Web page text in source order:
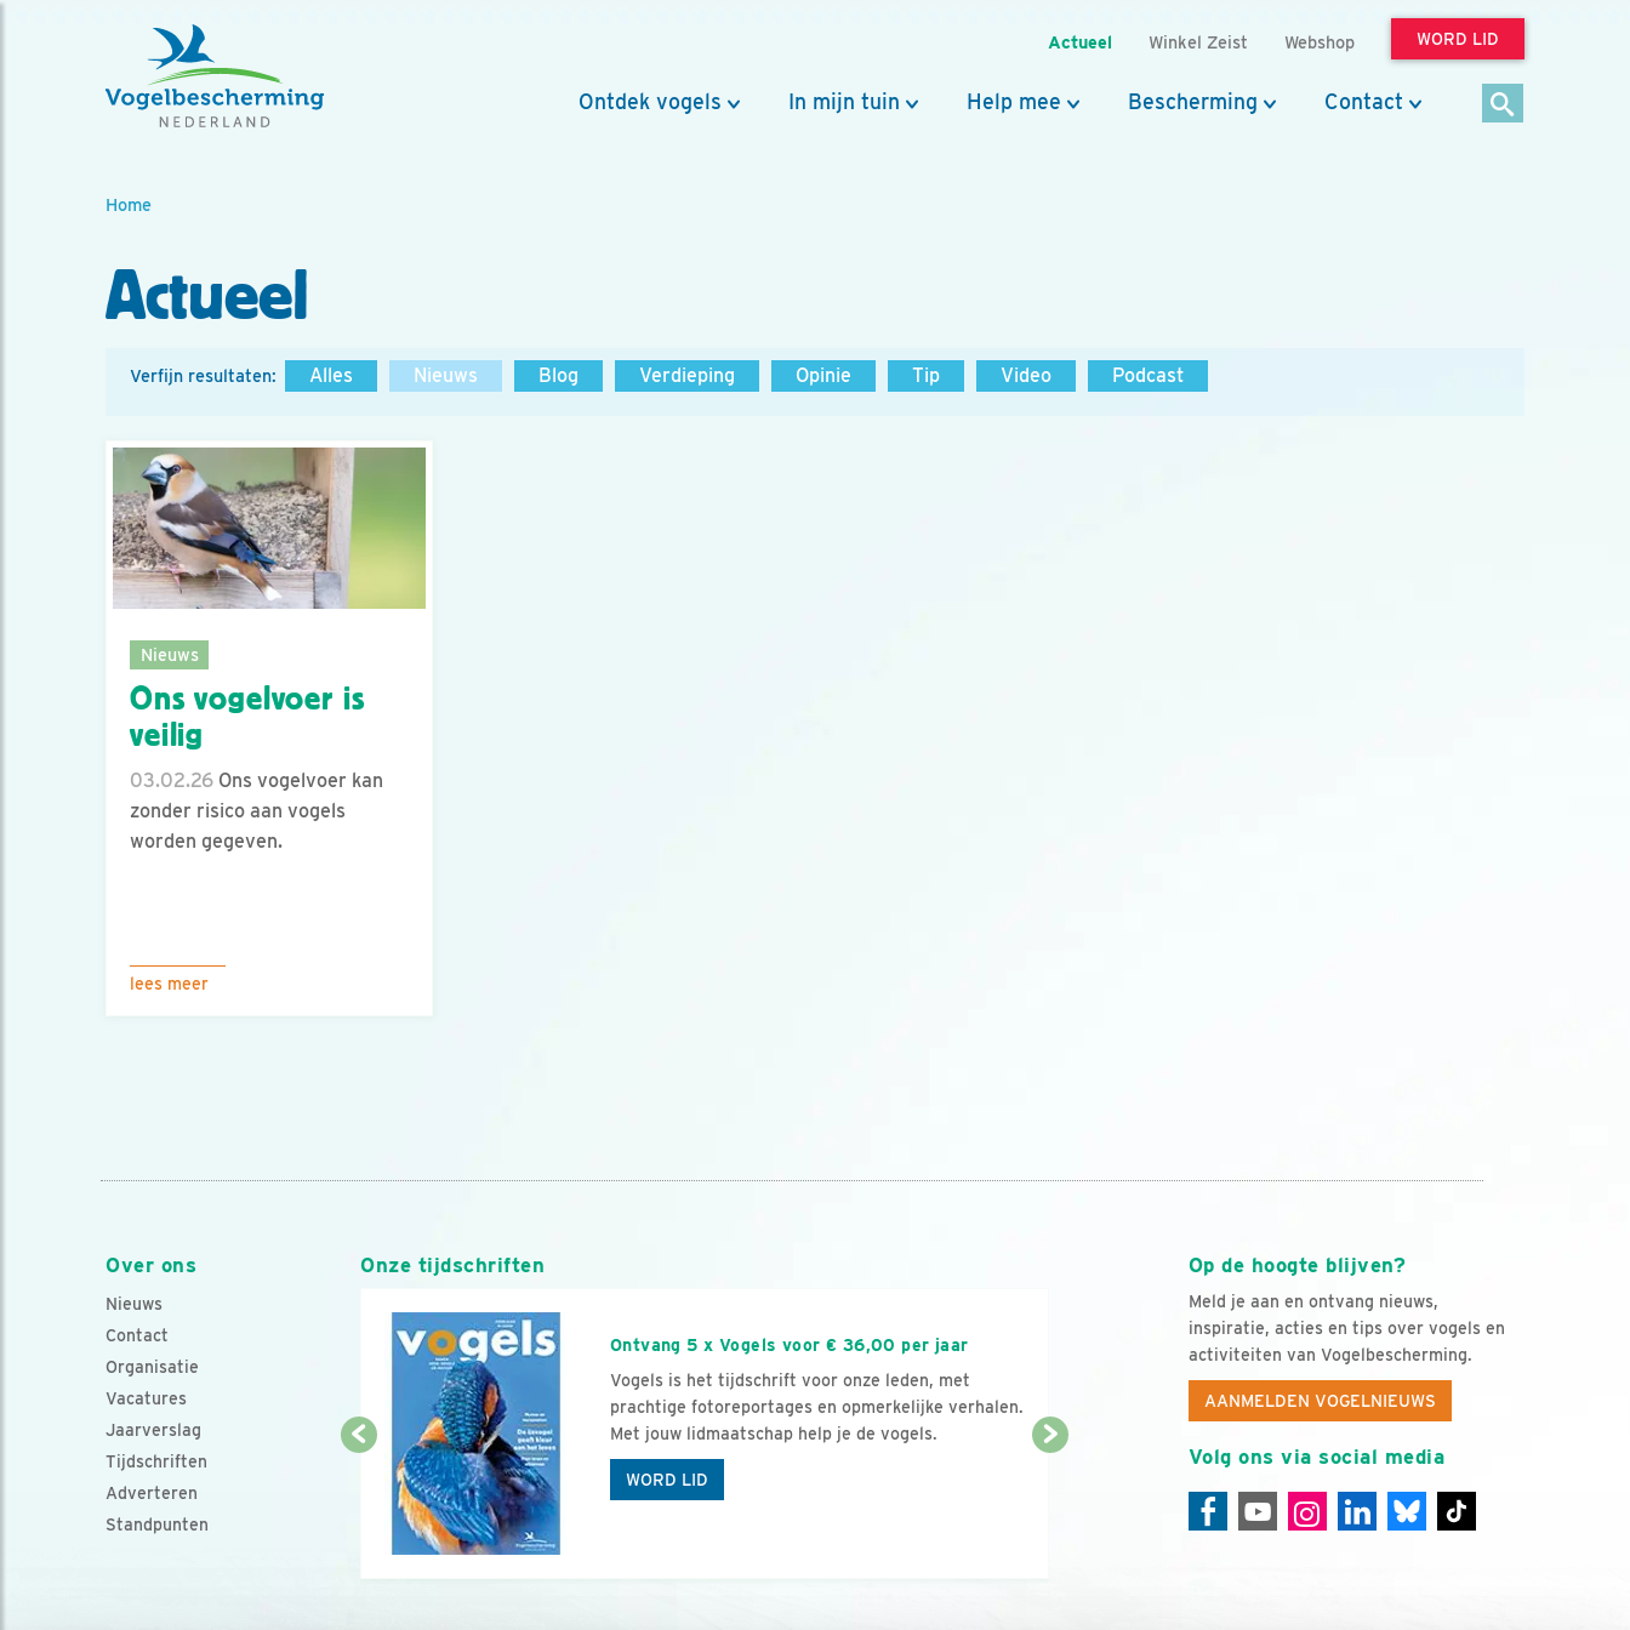
Actueel Winkel Zeist Webshop WORD LID
Ontdek vogels In mijn tuin Help mee Bescherming Contact
Home
Actueel
Verfijn resultaten: Alles Nieuws Blog Verdieping Opinie Tip Video Podcast
Nieuws
Ons vogelvoer is
veilig
03.02.26 Ons vogelvoer kan
zonder risico aan vogels
worden gegeven.
lees meer
Over ons
Nieuws
Contact
Organisatie
Vacatures
Jaarverslag
Tijdschriften
Adverteren
Standpunten
Op de hoogte blijven?
Meld je aan en ontvang nieuws,
inspiratie, acties en tips over vogels en
activiteiten van Vogelbescherming.
AANMELDEN VOGELNIEUWS
Volg ons via social media
Onze tijdschriften
Ontvang 5 x Vogels voor € 36,00 per jaar
Vogels is het tijdschrift voor onze leden, met
prachtige fotoreportages en opmerkelijke verhalen.
Met jouw lidmaatschap help je de vogels.
WORD LID